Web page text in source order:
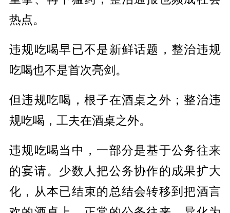
热点。
违规吃喝早已不是新鲜话题，整治违规
吃喝也不是首次亮剑。
但违规吃喝，根子在酒桌之外；整治违
规吃喝，工夫在酒桌之外。
违规吃喝当中，一部分是基于公务往来
的宴请。少数人把公务协作的成果扩大
化，从本已结束的总结会转移到把酒言